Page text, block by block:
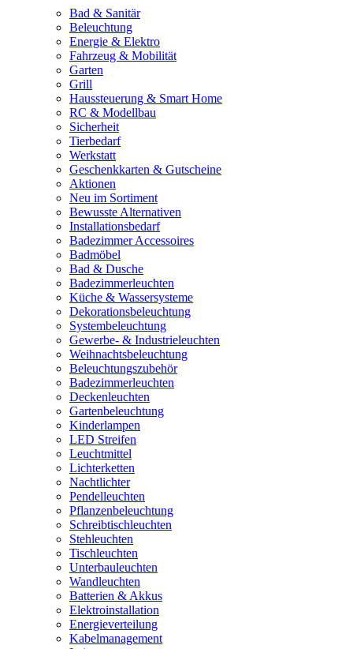
Bad & Sanitär
Beleuchtung
Energie & Elektro
Fahrzeug & Mobilität
Garten
Grill
Haussteuerung & Smart Home
RC & Modellbau
Sicherheit
Tierbedarf
Werkstatt
Geschenkkarten & Gutscheine
Aktionen
Neu im Sortiment
Bewusste Alternativen
Installationsbedarf
Badezimmer Accessoires
Badmöbel
Bad & Dusche
Badezimmerleuchten
Küche & Wassersysteme
Dekorationsbeleuchtung
Systembeleuchtung
Gewerbe- & Industrieleuchten
Weihnachtsbeleuchtung
Beleuchtungszubehör
Badezimmerleuchten
Deckenleuchten
Gartenbeleuchtung
Kinderlampen
LED Streifen
Leuchtmittel
Lichterketten
Nachtlichter
Pendelleuchten
Pflanzenbeleuchtung
Schreibtischleuchten
Stehleuchten
Tischleuchten
Unterbauleuchten
Wandleuchten
Batterien & Akkus
Elektroinstallation
Energieverteilung
Kabelmanagement